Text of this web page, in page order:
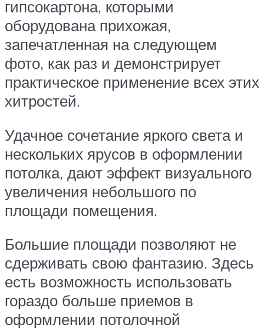
гипсокартона, которыми
оборудована прихожая,
запечатленная на следующем
фото, как раз и демонстрирует
практическое применение всех этих
хитростей.
Удачное сочетание яркого света и
нескольких ярусов в оформлении
потолка, дают эффект визуального
увеличения небольшого по
площади помещения.
Большие площади позволяют не
сдерживать свою фантазию. Здесь
есть возможность использовать
гораздо больше приемов в
оформлении потолочной